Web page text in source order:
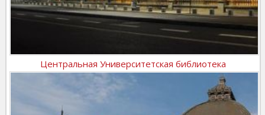
Центральная Университетская библиотека